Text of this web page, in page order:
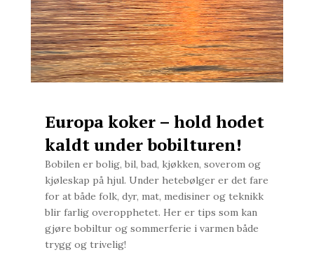
Europa koker – hold hodet
kaldt under bobilturen!
Bobilen er bolig, bil, bad, kjøkken, soverom og
kjøleskap på hjul. Under hetebølger er det fare
for at både folk, dyr, mat, medisiner og teknikk
blir farlig overopphetet. Her er tips som kan
gjøre bobiltur og sommerferie i varmen både
trygg og trivelig!